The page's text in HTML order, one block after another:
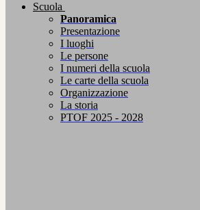
Scuola
Panoramica
Presentazione
I luoghi
Le persone
I numeri della scuola
Le carte della scuola
Organizzazione
La storia
PTOF 2025 - 2028